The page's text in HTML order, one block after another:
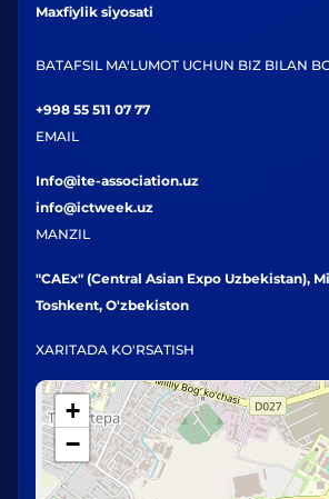
Maxfiylik siyosati
BATAFSIL MA'LUMOT UCHUN BIZ BILAN
+998 55 511 07 77
EMAIL
Info@ite-association.uz
info@ictweek.uz
MANZIL
"CAEx" (Central Asian Expo Uzbekistan),
Toshkent, O'zbekiston
XARITADA KO'RSATISH
+
−